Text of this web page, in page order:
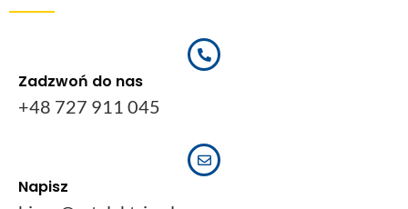
Zadzwoń do nas
+48 727 911 045
Napisz